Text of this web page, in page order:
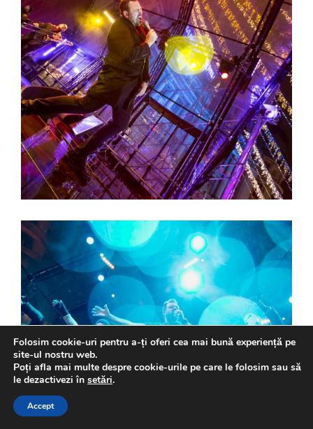
Folosim cookie-uri pentru a-ți oferi cea mai bună experiență pe
site-ul nostru web.
Poți afla mai multe despre cookie-urile pe care le folosim sau să
le dezactivezi în setări.
Accept